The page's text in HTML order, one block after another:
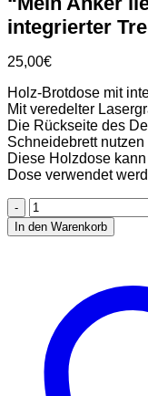
integrierter
25,00€
Holz-Brotdose mit
Mit veredelter
Die Rückseite des
Schneidebrett nutzen
Diese Holzdose
Dose verwendet
Stadtliebe
|
Maritimes
Norden"
mit
integrierter
In den Warenkorb